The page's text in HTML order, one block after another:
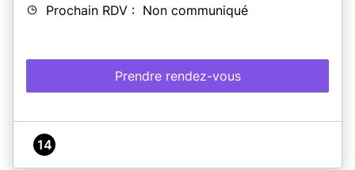
Prochain RDV : Non communiqué
Prendre rendez-vous
14